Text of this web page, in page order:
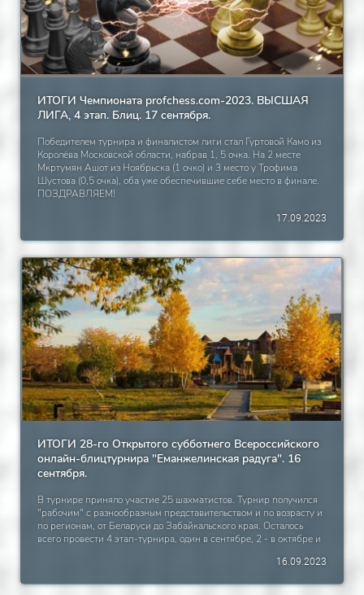
ИТОГИ Чемпионата profchess.com-2023. ВЫСШАЯ
ЛИГА, 4 этап. Блиц. 17 сентября.
Победителем турнира и финалистом лиги стал Гуртовой Камо из
Королёва Московской области, набрав 1, 5 очка. На 2 месте
Мкртумян Ашот из Ноябрьска (1 очко) и 3 место у Трофима
Шустова (0,5 очка), оба уже обеспечившие себе место в финале.
ПОЗДРАВЛЯЕМ!
17.09.2023
ИТОГИ 28-го Открытого субботнего Всероссийского
онлайн-блицтурнира "Еманжелинская радуга". 16
сентября.
В турнире приняло участие 25 шахматистов. Турнир получился
"рабочим" с разнообразным представительством и по возрасту и
по регионам, от Беларуси до Забайкальского края. Осталось
всего провести 4 этап-турнира, один в сентябре, 2 - в октябре и
розыгрыша стал лидер рейтинга портала Мешалкин Юрий, на 2
Андрей из Волжского Волгоградской области, 3 место занял
16.09.2023